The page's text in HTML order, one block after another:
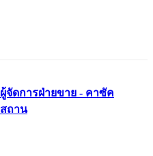
ผู้จัดการฝ่ายขาย - คาซัค
สถาน